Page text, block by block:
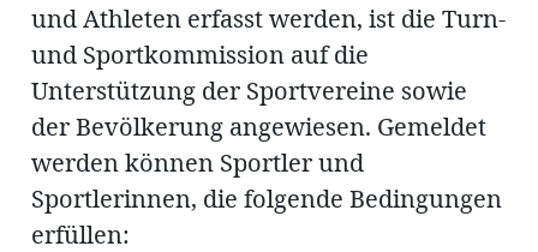
und Athleten erfasst werden, ist die Turn-
und Sportkommission auf die
Unterstützung der Sportvereine sowie
der Bevölkerung angewiesen. Gemeldet
werden können Sportler und
Sportlerinnen, die folgende Bedingungen
erfüllen: